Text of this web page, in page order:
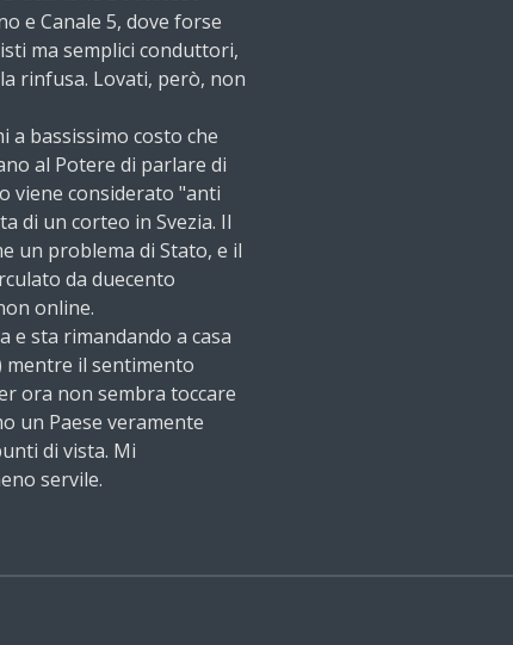
e Canale 5, dove forse
ma semplici conduttori,
rinfusa. Lovati, però, non
a bassissimo costo che
al Potere di parlare di
viene considerato "anti
di un corteo in Svezia. Il
un problema di Stato, e il
da duecento
online.
e sta rimandando a casa
mentre il sentimento
ora non sembra toccare
un Paese veramente
di vista. Mi
servile.